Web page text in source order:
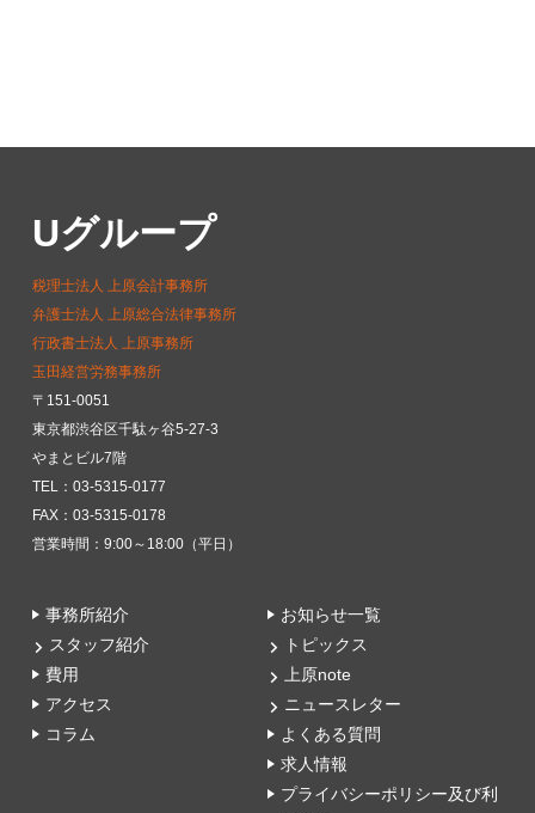
Uグループ
税理士法人 上原会計事務所
弁護士法人 上原総合法律事務所
行政書士法人 上原事務所
玉田経営労務事務所
〒151-0051
東京都渋谷区千駄ヶ谷5-27-3
やまとビル7階
TEL：03-5315-0177
FAX：03-5315-0178
営業時間：9:00～18:00（平日）
事務所紹介
スタッフ紹介
費用
アクセス
コラム
お知らせ一覧
トピックス
上原note
ニュースレター
よくある質問
求人情報
プライバシーポリシー及び利